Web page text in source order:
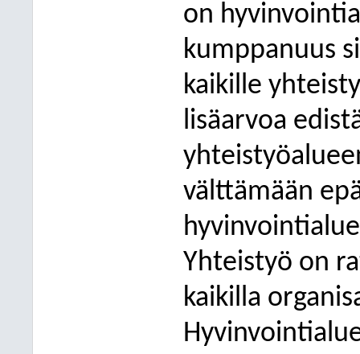
on
kumppanuus
kaikille
lisäarvoa
välttämään
Yhteistyö on
kaikilla